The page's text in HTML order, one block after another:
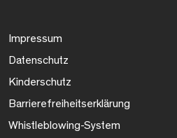
Impressum
Datenschutz
Kinderschutz
Barrierefreiheitserklärung
Whistleblowing-System